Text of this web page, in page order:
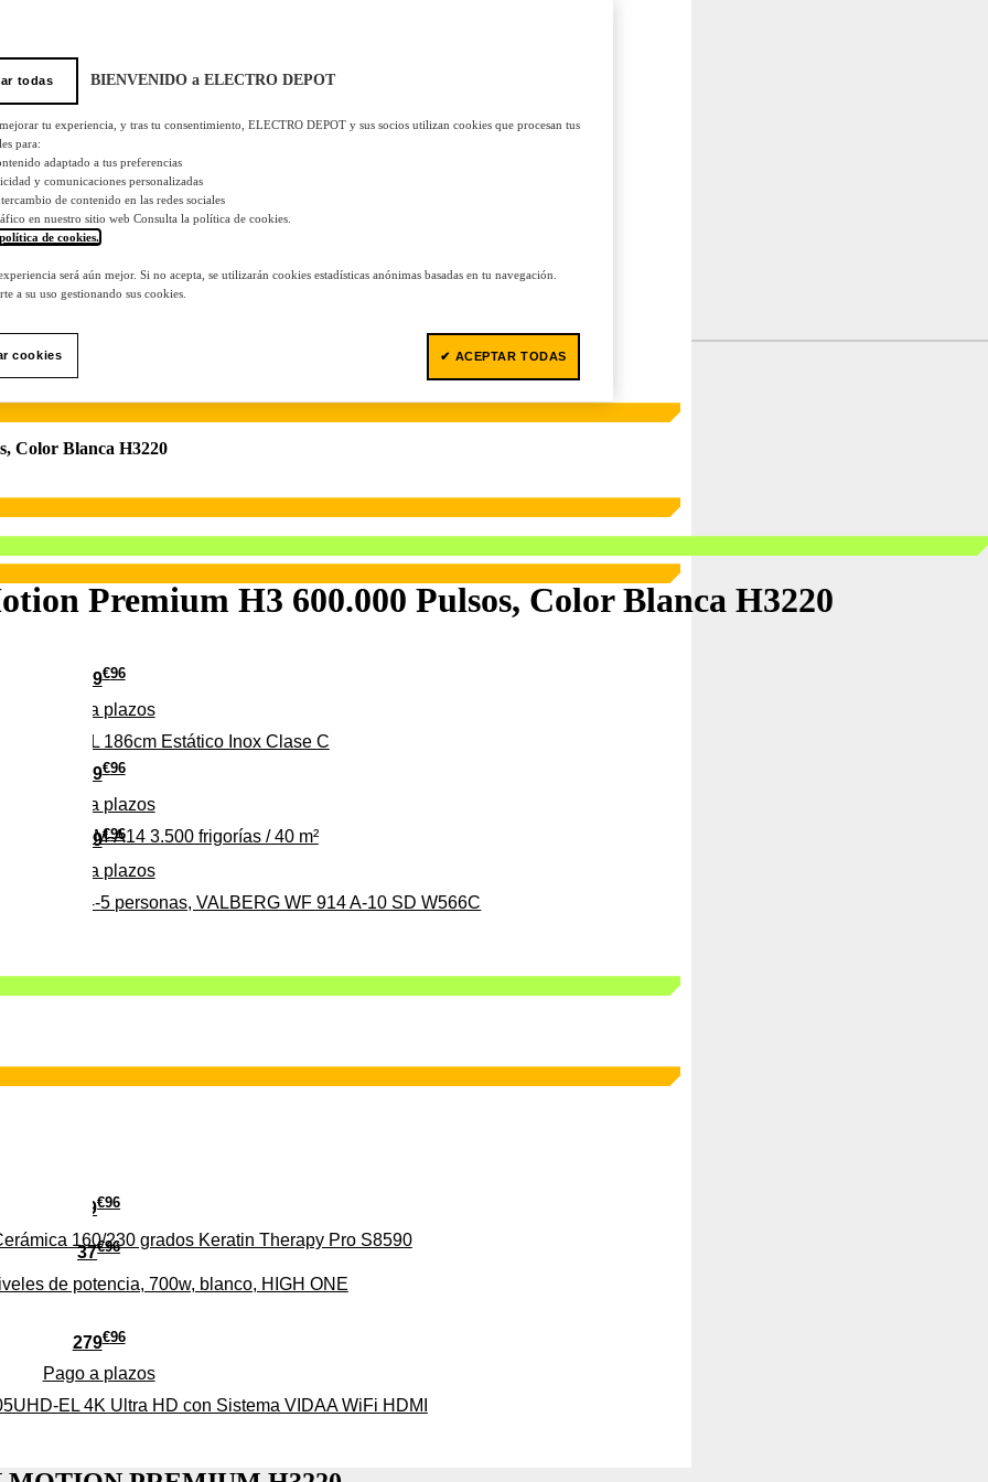
279€96
Pago a plazos
para 4-5 personas, VALBERG WF 914 A-10 SD W566C
349€96
Pago a plazos
C 315L 186cm Estático Inox Clase C
37€96
de potencia, 700w, blanco, HIGH ONE
369€96
Pago a plazos
CLIM-A14 3.500 frigorías / 40 m²
29€96
160/230 grados Keratin Therapy Pro S8590
279€96
Pago a plazos
EL 4K Ultra HD con Sistema VIDAA WiFi HDMI
Color Blanca H3220
Premium H3 600.000 Pulsos, Color Blanca H3220
todas BIENVENIDO a ELECTRO DEPOT
tu experiencia, y tras tu consentimiento, ELECTRO DEPOT y sus socios utilizan cookies que procesan tus
para:
adaptado a tus preferencias
y comunicaciones personalizadas
de contenido en las redes sociales
en nuestro sitio web Consulta la política de cookies.
de cookies.
será aún mejor. Si no acepta, se utilizarán cookies estadísticas anónimas basadas en tu navegación.
a su uso gestionando sus cookies.
cookies ✔ ACEPTAR TODAS